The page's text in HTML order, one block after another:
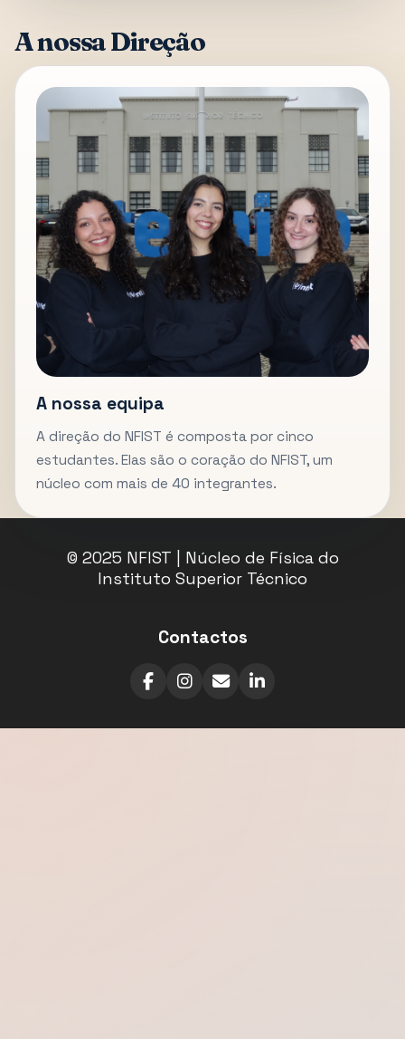
A nossa Direção
A nossa equipa
A direção do NFIST é composta por cinco
estudantes. Elas são o coração do NFIST, um
núcleo com mais de 40 integrantes.
© 2025 NFIST | Núcleo de Física do
Instituto Superior Técnico
Contactos